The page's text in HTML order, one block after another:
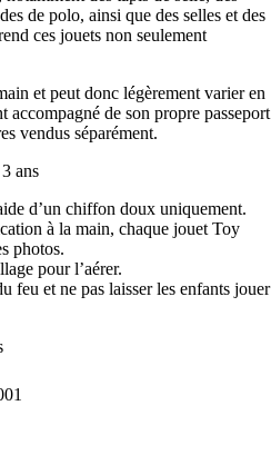
de polo, ainsi que des selles et des
ces jouets non seulement
et peut donc légèrement varier en
accompagné de son propre passeport
vendus séparément.
ans
d’un chiffon doux uniquement.
à la main, chaque jouet Toy
photos.
pour l’aérer.
feu et ne pas laisser les enfants jouer